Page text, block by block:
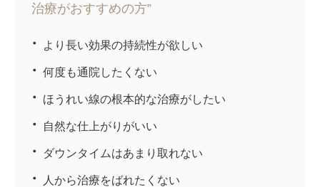
治療がおすすめの方”
より長い効果の持続性が欲しい
何度も通院したくない
ほうれい線の根本的な治療がしたい
自然な仕上がりがいい
ダウンタイムはあまり取れない
人から治療をばれたくない